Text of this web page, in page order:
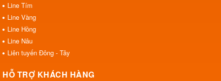
Line Tím
Line Vàng
Line Hồng
Line Nâu
Liên tuyến Đông - Tây
HỖ TRỢ KHÁCH HÀNG